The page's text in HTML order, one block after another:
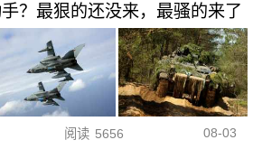
？最狠的还没来，最骚的来了
阅读 5656 08-03